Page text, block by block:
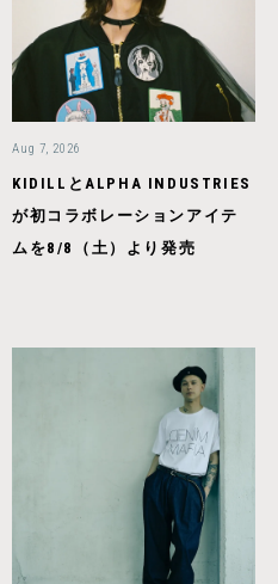
Aug 7, 2026
KIDILLとALPHA INDUSTRIES
が初コラボレーションアイテ
ムを8/8（土）より発売